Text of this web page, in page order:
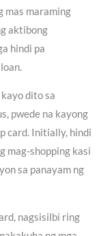
mas maraming
aktibong
hindi pa
dito sa
pwede na kayong
card. Initially, hindi
mag-shopping kasi
sa panayam ng
nagsisilbi ring